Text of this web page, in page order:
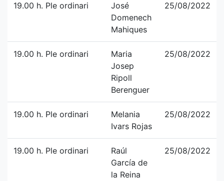
19.00 h. Ple ordinari
José
Domenech
Mahiques
25/08/2022
19.00 h. Ple ordinari
Maria
Josep
Ripoll
Berenguer
25/08/2022
19.00 h. Ple ordinari
Melania
Ivars Rojas
25/08/2022
19.00 h. Ple ordinari
Raúl
García de
la Reina
25/08/2022